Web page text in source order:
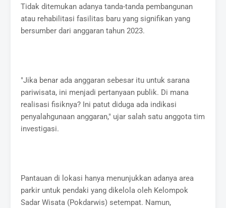
Tidak ditemukan adanya tanda-tanda pembangunan
atau rehabilitasi fasilitas baru yang signifikan yang
bersumber dari anggaran tahun 2023.
"Jika benar ada anggaran sebesar itu untuk sarana
pariwisata, ini menjadi pertanyaan publik. Di mana
realisasi fisiknya? Ini patut diduga ada indikasi
penyalahgunaan anggaran," ujar salah satu anggota tim
investigasi.
Pantauan di lokasi hanya menunjukkan adanya area
parkir untuk pendaki yang dikelola oleh Kelompok
Sadar Wisata (Pokdarwis) setempat. Namun,